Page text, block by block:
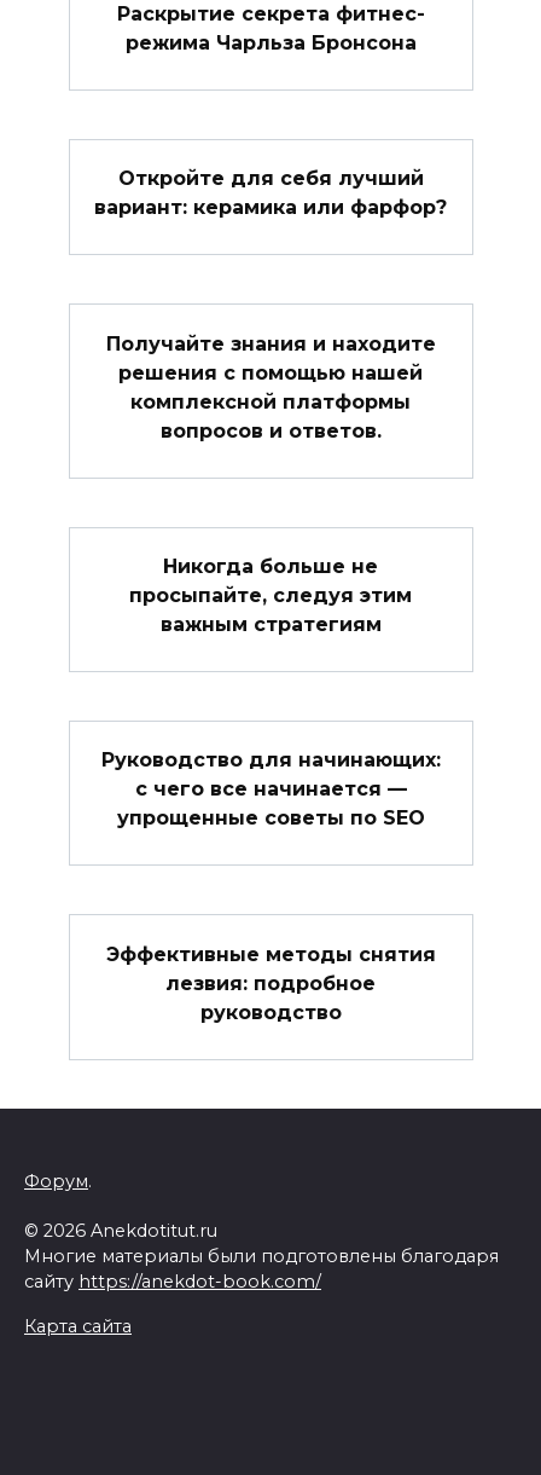
Раскрытие секрета фитнес-
режима Чарльза Бронсона
Откройте для себя лучший
вариант: керамика или фарфор?
Получайте знания и находите
решения с помощью нашей
комплексной платформы
вопросов и ответов.
Никогда больше не
просыпайте, следуя этим
важным стратегиям
Руководство для начинающих:
с чего все начинается —
упрощенные советы по SEO
Эффективные методы снятия
лезвия: подробное
руководство
Форум.
© 2026 Anekdotitut.ru
Многие материалы были подготовлены благодаря
сайту https://anekdot-book.com/
Карта сайта